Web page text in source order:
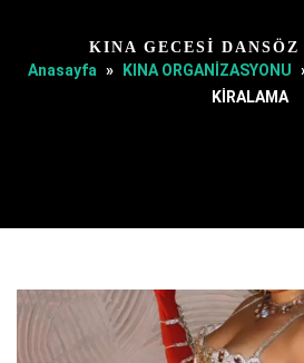
KINA GECESİ
Anasayfa » KINA ORGANİZASYONU
KİRALAMA